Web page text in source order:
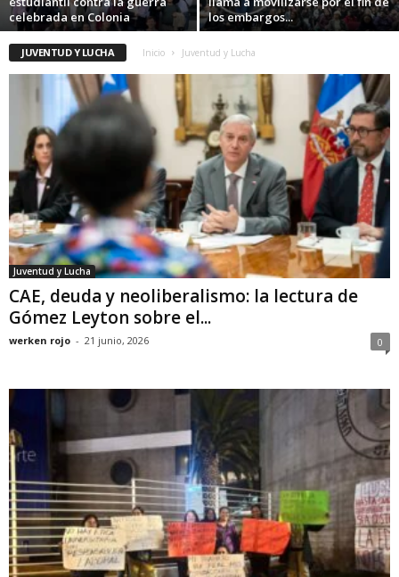
celebrada en Colonia
los embargos...
JUVENTUD Y LUCHA Inicio Juventud y Lucha
Juventud y Lucha
CAE, deuda y neoliberalismo: la lectura de
Gómez Leyton sobre el...
werken rojo - 21 junio, 2026 0